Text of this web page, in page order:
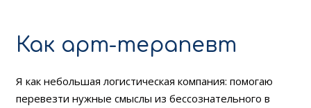
Как арт-терапевт
Я как небольшая логистическая компания: помогаю
перевезти нужные смыслы из бессознательного в